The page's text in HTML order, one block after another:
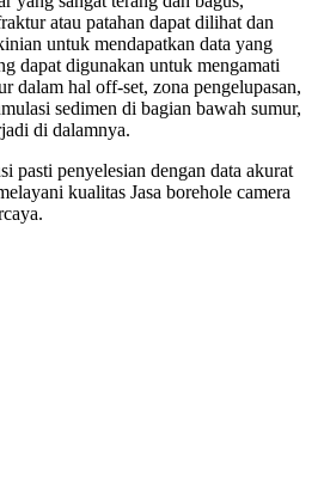
atau patahan dapat dilihat dan
untuk mendapatkan data yang
dapat digunakan untuk mengamati
dalam hal off-set, zona pengelupasan,
sedimen di bagian bawah sumur,
di dalamnya.
pasti penyelesian dengan data akurat
kualitas Jasa borehole camera